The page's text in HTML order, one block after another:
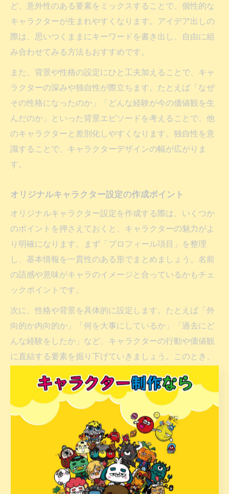
ど、意外性のある要素をミックスすることで、個性的な
キャラクターが生まれやすくなります。アイデア出しの
際は、思いつくままにキーワードを書き出し、自由に組
み合わせてみる方法もおすすめです。
また、背景や性格の設定にひと工夫加えることで、キャ
ラクターの深みや独自性が際立ちます。たとえば「なぜ
その性格になったのか」「どんな経験が今の価値観を生
んだのか」といった背景エピソードを考えることで、他
のキャラクターと差別化しやすくなります。独自性を意
識することで、キャラクターデザインの幅が広がりま
す。
オリジナルキャラクター設定の作成ポイント
オリジナルキャラクター設定を作成する際は、いくつか
のポイントを押さえておくと、キャラクターの魅力がよ
り明確になります。まず「プロフィール項目」を整理
し、基本情報を一貫性のある形でまとめましょう。名前
の語感や意味がキャラのイメージと合っているかもチェ
ックポイントです。
次に、性格や背景を具体的に設定します。たとえば「外
向的か内向的か」「何を大事にしているか」「過去にど
んな経験をしたか」など、キャラクターの行動や価値観
に直結する要素を掘り下げていきましょう。このとき、
「なぜその性格になったのか？」という理由づけを加え
ると、キャラクターに深みが生まれます。
最後に、世界観との整合性を意識することも重要です。
キャラクターがどんな環境で生きているのか、その世界
観に合った服装や持ち物、言葉づかいになっているかを
確認しましょう。設定が浅いとキャラクターが「浮い
て」しまうことがあるので、最低限の世界観メモを用意
しておくと安心です。